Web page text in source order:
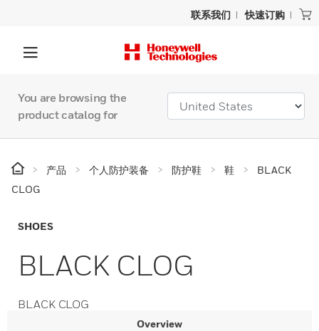
联系我们 快速订购
You are browsing the
product catalog for
产品 个人防护装备 防护鞋 鞋
BLACK
CLOG
SHOES
BLACK CLOG
BLACK CLOG
Overview